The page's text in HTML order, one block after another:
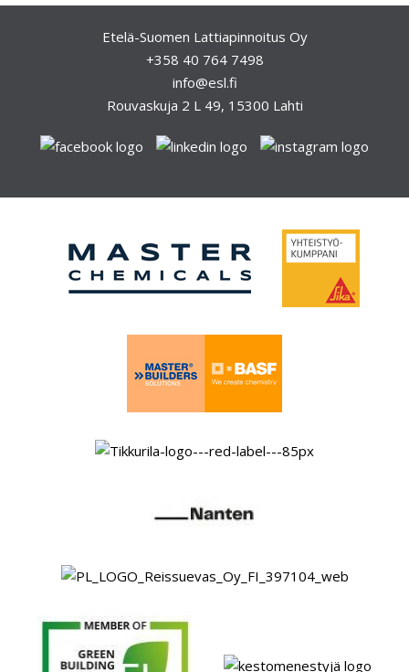
e
l
Etelä-Suomen Lattiapinnoitus Oy
+358 40 764 7498
info@esl.fi
Rouvaskuja 2 L 49, 15300 Lahti